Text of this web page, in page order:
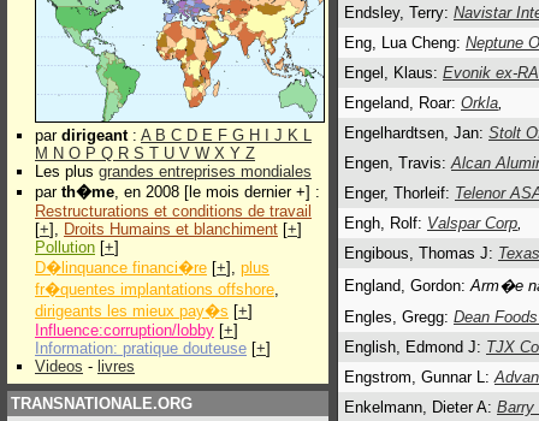
par dirigeant: A B C D E F G H J K L
M N O P Q R S T U V W X Y Z
Les plus grandes entreprises mondiales
par th�me, en 2008 [le mois dernier +] :
Restructurations et conditions de travail
[+], Droits Humains et blanchiment [+]
Pollution [+]
D�linquance financi�re [+], plus
fr�quentes implantations offshore,
dirigeants les mieux pay�s [+]
Influence:corruption/lobby [+]
Information: pratique douteuse [+]
Videos - livres
TRANSNATIONALE.ORG
Endsley, Terry: Navistar
Eng, Lua Cheng: Neptune
Engel, Klaus: Evonik ex-
Engeland, Roar: Orkla,
Engelhardtsen, Jan: Stolt
Engen, Travis:Alcan
Enger, Thorleif: Telenor
Engh, Rolf: Valspar Corp,
Engibous, Thomas J:
England, Gordon:Arm�e
Engles, Gregg: Dean
English, Edmond J: TJX
Engstrom, Gunnar L:
Enkelmann, Dieter A: Barry